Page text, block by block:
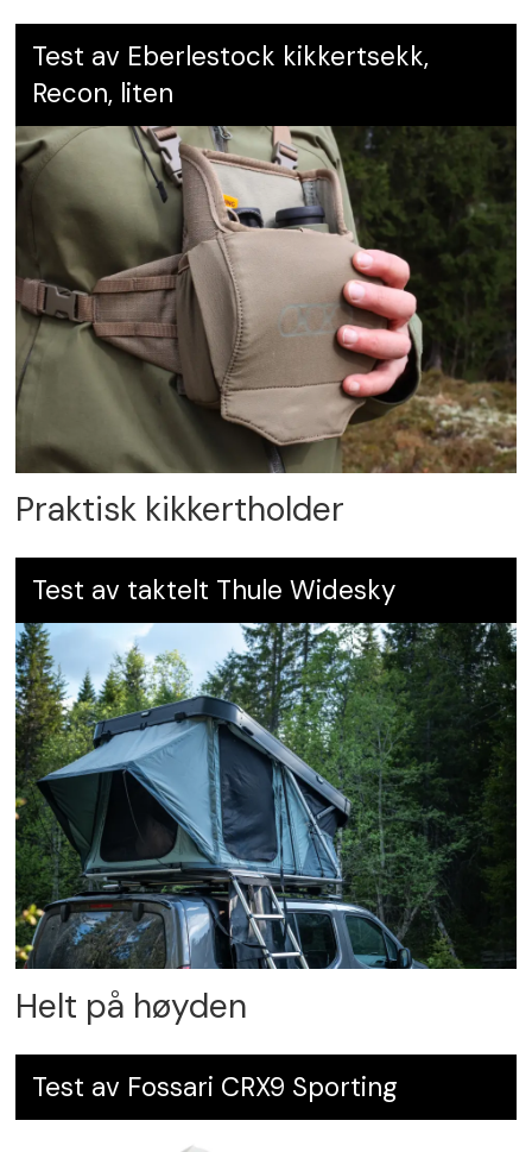
Test av Eberlestock kikkertsekk,
Recon, liten
Praktisk kikkertholder
Test av taktelt Thule Widesky
Helt på høyden
Test av Fossari CRX9 Sporting